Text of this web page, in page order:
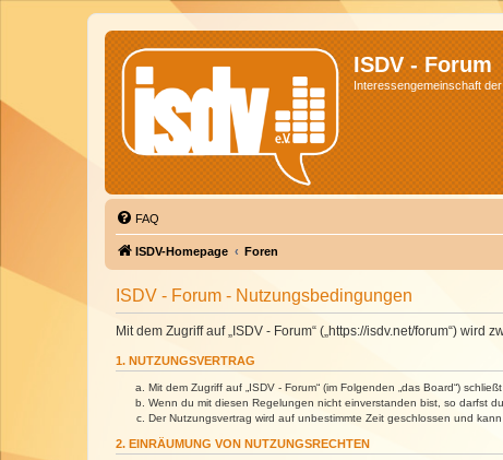
ISDV - Forum
Interessengemeinschaft
FAQ
ISDV-Homepage Foren
ISDV - Forum - Nutzungsbedingungen
Mit dem Zugriff auf „ISDV - Forum“ („https://isdv.net/forum“)
1. NUTZUNGSVERTRAG
Mit dem Zugriff auf „ISDV - Forum“ (im Folgenden „das Board“)
Wenn du mit diesen Regelungen nicht einverstanden bist, so darfst
Der Nutzungsvertrag wird auf unbestimmte Zeit geschlossen und
2. EINRÄUMUNG VON NUTZUNGSRECHTEN